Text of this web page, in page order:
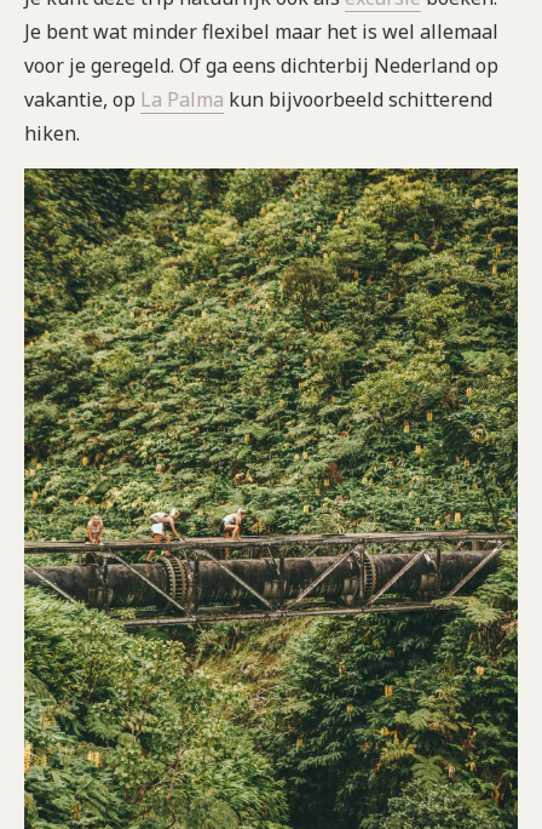
Je bent wat minder flexibel maar het is wel allemaal
voor je geregeld. Of ga eens dichterbij Nederland op
vakantie, op La Palma kun bijvoorbeeld schitterend
hiken.